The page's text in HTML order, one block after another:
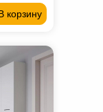
корзину